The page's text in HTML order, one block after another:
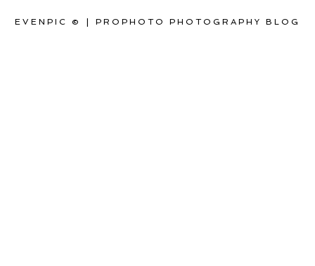
EVENPIC © PROPHOTO PHOTOGRAPHY BLOG